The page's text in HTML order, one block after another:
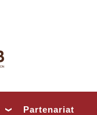
Partenariat